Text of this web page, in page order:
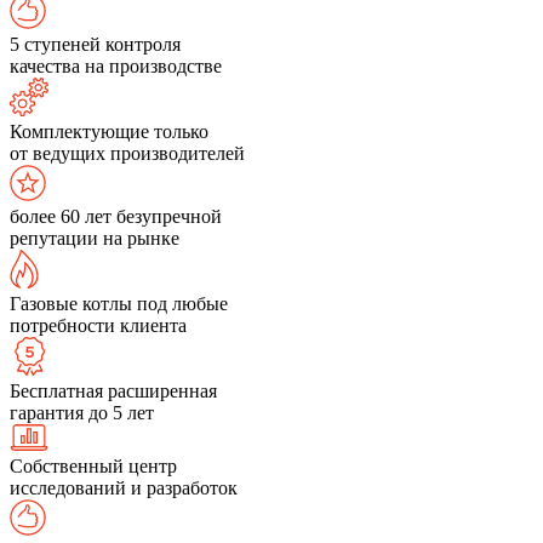
5 ступеней контроля
качества на производстве
Комплектующие только
от ведущих производителей
более 60 лет безупречной
репутации на рынке
Газовые котлы под любые
потребности клиента
Бесплатная расширенная
гарантия до 5 лет
Собственный центр
исследований и разработок